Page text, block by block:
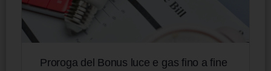
Proroga del Bonus luce e gas fino a fine